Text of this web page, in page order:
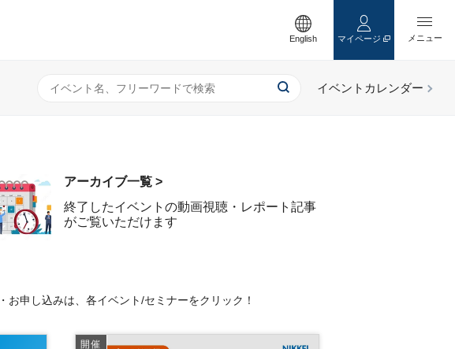
English マイページ
アーカイブ一覧 >
終了したイベントの動画視聴・レポート記事
がご覧いただけます
申し込みは、各イベント/セミナーをクリック！
開催